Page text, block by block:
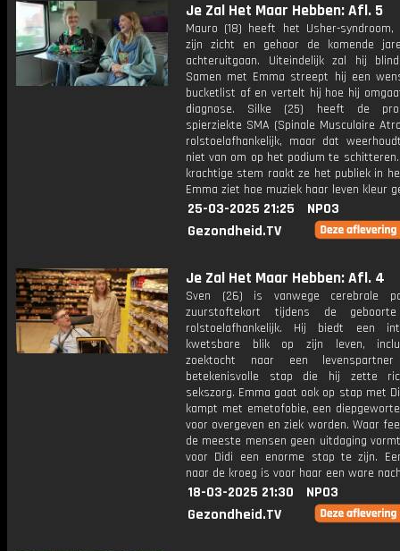
Je Zal Het Maar Hebben: Afl. 5
Mauro (18) heeft het Usher-syndroom,
zijn zicht en gehoor de komende
achteruitgaan. Uiteindelijk zal hij
Samen met Emma streept hij een
bucketlist af en vertelt hij hoe hij
diagnose. Silke (25) heeft de
spierziekte SMA (Spinale Musculaire
rolstoelafhankelijk, maar dat
niet van om op het podium te
krachtige stem raakt ze het publiek in
Emma ziet hoe muziek haar leven kleur
25-03-2025 21:25
NPO3
Gezondheid.TV
Je Zal Het Maar Hebben: Afl. 4
Sven (26) is vanwege cerebrale
zuurstoftekort tijdens de
rolstoelafhankelijk. Hij biedt een
kwetsbare blik op zijn leven,
zoektocht naar een
betekenisvolle stap die hij zette
sekszorg. Emma gaat ook op stap met
kampt met emetofobie, een
voor overgeven en ziek worden. Waar
de meeste mensen geen uitdaging
voor Didi een enorme stap te zijn.
naar de kroeg is voor haar een ware
18-03-2025 21:30
NPO3
Gezondheid.TV